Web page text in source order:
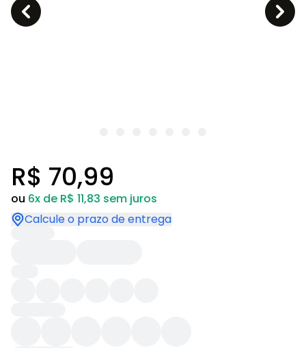
R$ 70,99
ou 6x de R$ 11,83 sem juros
Calcule o prazo de entrega